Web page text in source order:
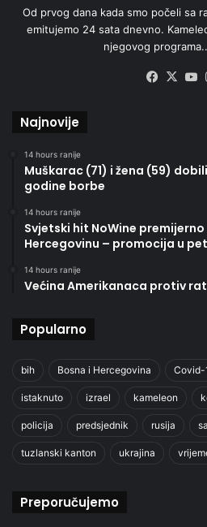
Od prvog dana kada smo počeli sa
emitujemo 24 sata dnevno.
njegovog
X
Najnovije
14 hours ranije
Muškarac (71) i žena (59)
godine borbe
14 hours ranije
Svjetski hit NoWine premijerno
Hercegovinu – promocija u
14 hours ranije
Većina Amerikanaca protiv
Popularno
bih Bosna i Hercegovina Covid-
istaknuto izrael kameleon
policija predsjednik rusija
tuzlanski kanton ukrajina
Preporučujemo